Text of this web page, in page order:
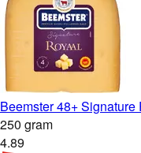
Beemster 48+ Signature
250 gram
4.89